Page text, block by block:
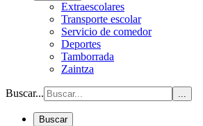
Extraescolares
Transporte escolar
Servicio de comedor
Deportes
Tamborrada
Zaintza
Buscar... ...
Buscar